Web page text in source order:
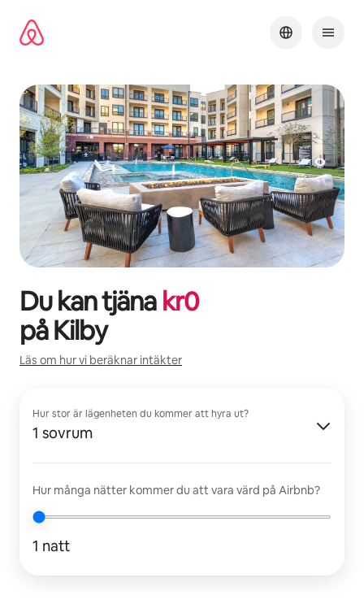
innehåll
Du kan tjänakr0
påKilby
Läs om hur vi beräknar intäkter
Hur stor är lägenheten du kommer att hyra ut?
1 sovrum
Hur många nätter kommer du att vara värd på Airbnb?
1 natt